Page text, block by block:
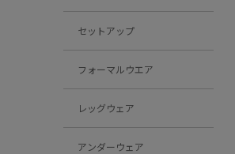
セットアップ
フォーマルウエア
レッグウェア
アンダーウェア